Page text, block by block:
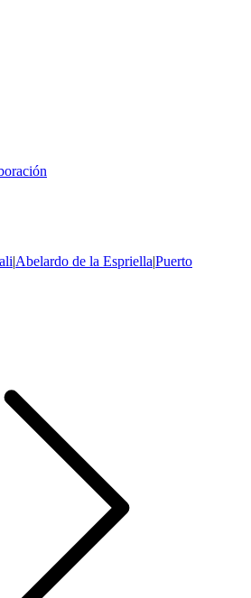
|Abelardo de la Espriella|Puerto